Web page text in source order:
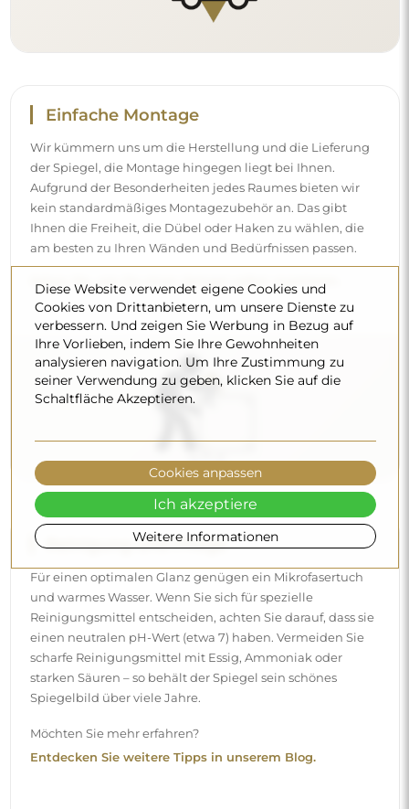
Reinigung und Pflege
Für einen optimalen Glanz genügen ein Mikrofasertuch
und warmes Wasser. Wenn Sie sich für spezielle
Reinigungsmittel entscheiden, achten Sie darauf, dass sie
einen neutralen pH-Wert (etwa 7) haben. Vermeiden Sie
starken Säuren – so behält der Spiegel sein schönes
Spiegelbild über viele Jahre.
Möchten Sie mehr erfahren?
Entdecken Sie weitere Tipps in unserem Blog.
Lieferung nach Hause
Wir bieten einen Lieferservice nach Hause an, mit dem Sie
die Sendung direkt an Ihrer Haustür entgegennehmen.
Gegen einen Aufpreis von 40 € bieten wir zusätzlich einen
Hineintrageservicean, mit dem die Sendung direkt in
Ihre Wohnung gebracht wird (für Maße bis 80×120 cm oder
einen Durchmesser von 100 cm). Bei größeren Produkten
kann eine kleine Hilfe nötig sein, z. B. das Öffnen der Tür.
auswählen und bezahlen, trägt der Kurier die Sendung
nicht in Ihre Wohnung hinein.
Diese Website verwendet eigene Cookies und
Cookies von Drittanbietern, um unsere Dienste zu
verbessern. Und zeigen Sie Werbung in Bezug auf
Ihre Vorlieben, indem Sie Ihre Gewohnheiten
analysieren navigation. Um Ihre Zustimmung zu
seiner Verwendung zu geben, klicken Sie auf die
Schaltfläche Akzeptieren.
Weitere Informationen
Cookies anpassen
Ich akzeptiere